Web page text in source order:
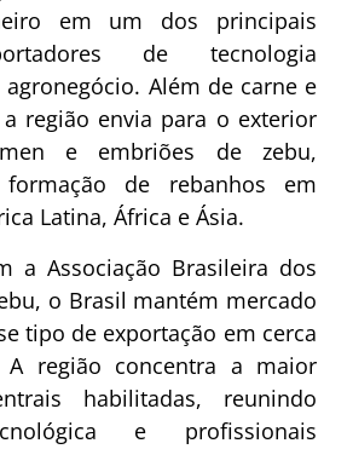
em um dos principais
de tecnologia
Além de carne e
região envia para o exterior
e embriões de zebu,
de rebanhos em
Latina, África e Ásia.
a Associação Brasileira dos
o Brasil mantém mercado
tipo de exportação em cerca
A região concentra a maior
habilitadas, reunindo
e profissionais